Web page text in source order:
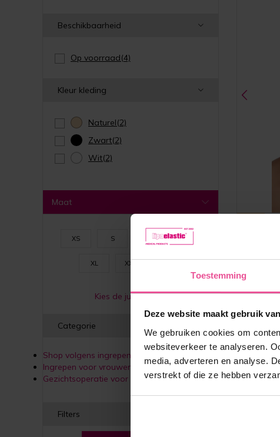
Toestemming
Deze website maakt gebruik
We gebruiken cookies om
websiteverkeer te analyseren.
media, adverteren en analyse.
verstrekt of die ze hebben
Beschikbaarheid
Op voorraad(4)
Kleur kleding
Naturel(2)
Zwart(2)
Wit(2)
Maat
XS S L
XL XXL
One size
Kies de juiste maat
Categorie
Shop volgens ingrepen
Ingrepen voor vrouwen
Gezichtsoperatie voor vrouwen
Filters